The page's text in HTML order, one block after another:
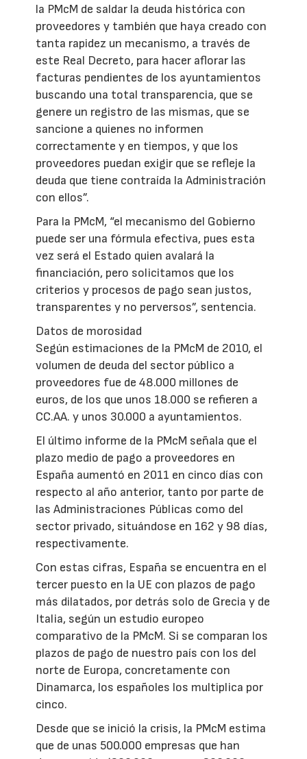
la PMcM de saldar la deuda histórica con
proveedores y también que haya creado con
tanta rapidez un mecanismo, a través de
este Real Decreto, para hacer aflorar las
facturas pendientes de los ayuntamientos
buscando una total transparencia, que se
genere un registro de las mismas, que se
sancione a quienes no informen
correctamente y en tiempos, y que los
proveedores puedan exigir que se refleje la
deuda que tiene contraída la Administración
con ellos”.
Para la PMcM, “el mecanismo del Gobierno
puede ser una fórmula efectiva, pues esta
vez será el Estado quien avalará la
financiación, pero solicitamos que los
criterios y procesos de pago sean justos,
transparentes y no perversos”, sentencia.
Datos de morosidad
Según estimaciones de la PMcM de 2010, el
volumen de deuda del sector público a
proveedores fue de 48.000 millones de
euros, de los que unos 18.000 se refieren a
CC.AA. y unos 30.000 a ayuntamientos.
El último informe de la PMcM señala que el
plazo medio de pago a proveedores en
España aumentó en 2011 en cinco días con
respecto al año anterior, tanto por parte de
las Administraciones Públicas como del
sector privado, situándose en 162 y 98 días,
respectivamente.
Con estas cifras, España se encuentra en el
tercer puesto en la UE con plazos de pago
más dilatados, por detrás solo de Grecia y de
Italia, según un estudio europeo
comparativo de la PMcM. Si se comparan los
plazos de pago de nuestro país con los del
norte de Europa, concretamente con
Dinamarca, los españoles los multiplica por
cinco.
Desde que se inició la crisis, la PMcM estima
que de unas 500.000 empresas que han